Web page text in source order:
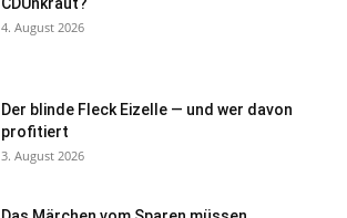
CDUnkraut?
4. August 2026
Der blinde Fleck Eizelle — und wer davon
profitiert
3. August 2026